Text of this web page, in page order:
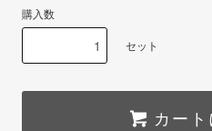
購入数
セット
カー